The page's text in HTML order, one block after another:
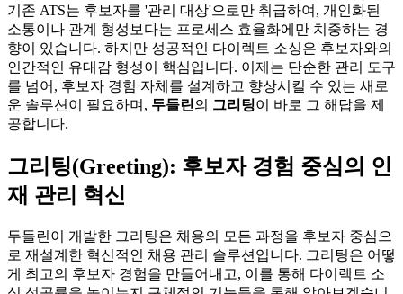
기존 ATS는 후보자를 '관리 대상'으로만 취급하여, 개인화된
소통이나 관계 형성보다는 프로세스 효율화에만 치중하는 경
향이 있습니다. 하지만 성공적인 다이렉트 소싱은 후보자와의
인간적인 유대감 형성이 핵심입니다. 이제는 단순한 관리 도구
를 넘어, 후보자 경험 자체를 설계하고 향상시킬 수 있는 새로
운 솔루션이 필요하며, 두들린의 그리팅이 바로 그 해답을 제
공합니다.
그리팅(Greeting): 후보자 경험 중심의 인
재 관리 혁신
두들린이 개발한 그리팅은 채용의 모든 과정을 후보자 중심으
로 재설계한 혁신적인 채용 관리 솔루션입니다. 그리팅은 어떻
게 최고의 후보자 경험을 만들어내고, 이를 통해 다이렉트 소